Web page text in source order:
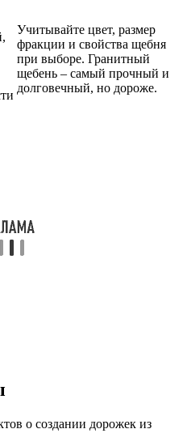
Учитывайте цвет, размер
фракции и свойства щебня
при выборе. Гранитный
щебень – самый прочный и
долговечный, но дороже.
о создании дорожек из